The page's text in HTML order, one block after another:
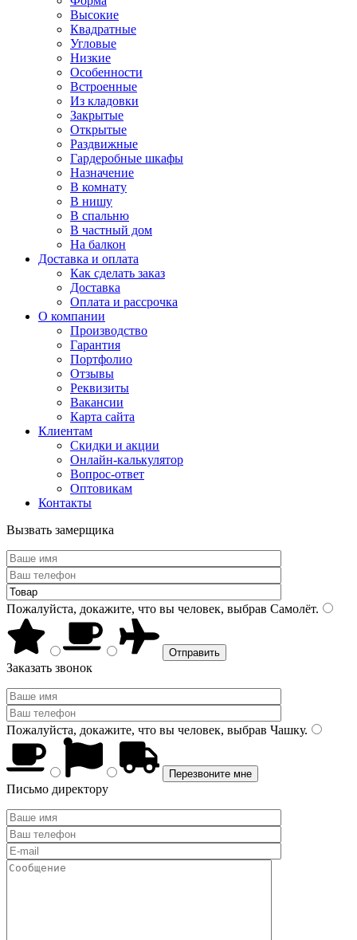
Высокие
Квадратные
Угловые
Низкие
Особенности
Встроенные
Из кладовки
Закрытые
Открытые
Раздвижные
Гардеробные шкафы
Назначение
В комнату
В нишу
В спальню
В частный дом
На балкон
Доставка и оплата
Как сделать заказ
Доставка
Оплата и рассрочка
О компании
Производство
Гарантия
Портфолио
Отзывы
Реквизиты
Вакансии
Карта сайта
Клиентам
Скидки и акции
Онлайн-калькулятор
Вопрос-ответ
Оптовикам
Контакты
Вызвать замерщика
Пожалуйста, докажите, что вы человек, выбрав Самолёт.
Заказать звонок
Пожалуйста, докажите, что вы человек, выбрав Чашку.
Письмо директору